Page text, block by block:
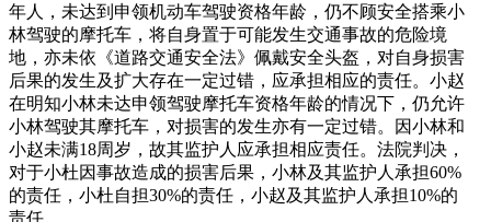
年人，未达到申领机动车驾驶资格年龄，仍不顾安全搭乘小
林驾驶的摩托车，将自身置于可能发生交通事故的危险境
地，亦未依《道路交通安全法》佩戴安全头盔，对自身损害
后果的发生及扩大存在一定过错，应承担相应的责任。小赵
在明知小林未达申领驾驶摩托车资格年龄的情况下，仍允许
小林驾驶其摩托车，对损害的发生亦有一定过错。因小林和
小赵未满18周岁，故其监护人应承担相应责任。法院判决，
对于小杜因事故造成的损害后果，小林及其监护人承担60%
的责任，小杜自担30%的责任，小赵及其监护人承担10%的
责任。